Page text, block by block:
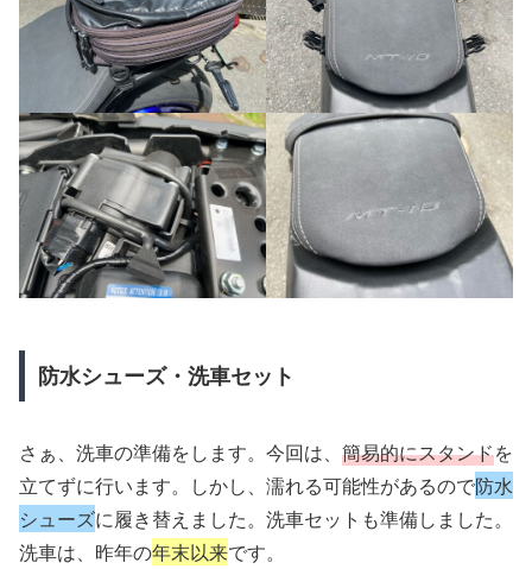
防水シューズ・洗車セット
さぁ、洗車の準備をします。今回は、 簡易的にスタンドを
立てずに行います。しかし、濡れる可能性があるので防水
シューズに履き替えました。洗車セットも準備しました。
洗車は、昨年の年末以来です。